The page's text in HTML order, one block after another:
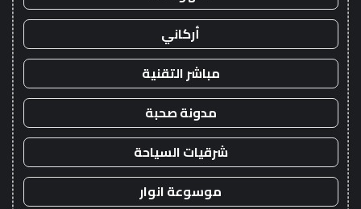
أركاني
مباشر التقنية
مدونة صحبة
شرقيات السياحة
موسوعة انوار